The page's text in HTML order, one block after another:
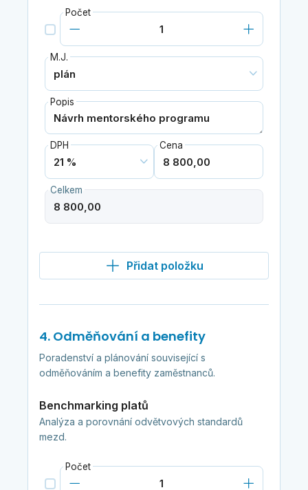
Počet
M.J.
Popis
DPH Cena
Celkem
Přidat položku
4. Odměňování a benefity
Poradenství a plánování související s
odměňováním a benefity zaměstnanců.
Benchmarking platů
Analýza a porovnání odvětvových standardů
mezd.
Počet